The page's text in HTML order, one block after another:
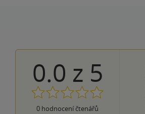
0.0 z 5
0 hodnocení čtenářů